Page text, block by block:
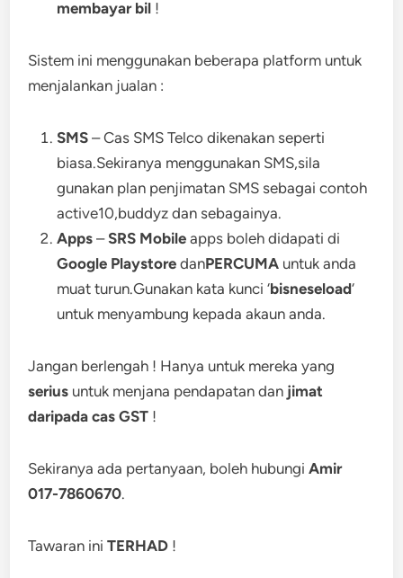
membayar bil !
Sistem ini menggunakan beberapa platform untuk
menjalankan jualan :
SMS – Cas SMS Telco dikenakan seperti
biasa.Sekiranya menggunakan SMS,sila
gunakan plan penjimatan SMS sebagai contoh
active10,buddyz dan sebagainya.
Apps –SRS Mobile apps boleh didapati di
Google Playstore danPERCUMA untuk anda
muat turun.Gunakan kata kunci ‘bisneseload‘
untuk menyambung kepada akaun anda.
Jangan berlengah ! Hanya untuk mereka yang
serius untuk menjana pendapatan dan jimat
daripada cas GST !
Sekiranya ada pertanyaan, boleh hubungiAmir
017-7860670.
Tawaran iniTERHAD !